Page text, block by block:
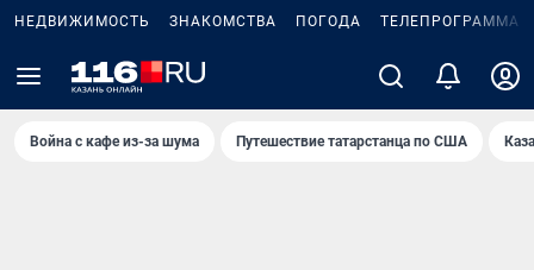
НЕДВИЖИМОСТЬ ЗНАКОМСТВА ПОГОДА ТЕЛЕПРОГРАММА
Война с кафе из-за шума Путешествие татарстанца по США